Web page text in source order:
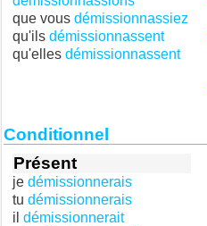
que vous démissionnassiez
qu'ils démissionnassent
qu'elles démissionnassent
Conditionnel
Présent
je démissionnerais
tu démissionnerais
il démissionnerait